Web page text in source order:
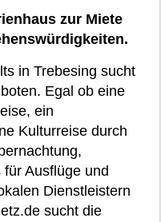
zur Miete
in Trebesing sucht
Egal ob eine
ein
Kulturreise durch
Ausflüge und
Dienstleistern
sucht die